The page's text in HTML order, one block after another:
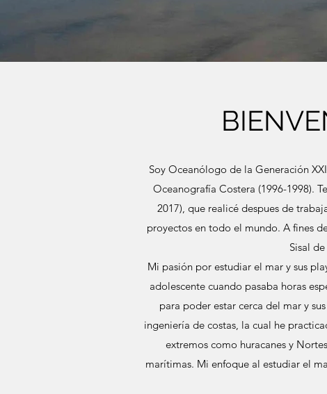
Soy Oceanólogo de la Generación
Oceanografía Costera (1996-1998).
2017), que realicé despues de
proyectos en todo el mundo. A fines
Sisal
Mi pasión por estudiar el mar y sus
adolescente cuando pasaba horas
para poder estar cerca del mar y
ingeniería de costas, la cual he
extremos como huracanes y
marítimas. Mi enfoque al estudiar el